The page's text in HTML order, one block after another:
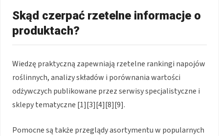
Skąd czerpać rzetelne informacje o
produktach?
Wiedzę praktyczną zapewniają rzetelne rankingi napojów
roślinnych, analizy składów i porównania wartości
odżywczych publikowane przez serwisy specjalistyczne i
sklepy tematyczne [1][3][4][8][9].
Pomocne są także przeglądy asortymentu w popularnych